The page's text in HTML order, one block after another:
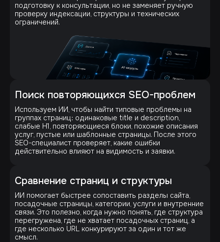
подготовку к консультации, но не заменяет ручную
проверку индексации, структуры и технических
ограничений.
Поиск повторяющихся SEO-проблем
Используем ИИ, чтобы найти типовые проблемы на
группах страниц: одинаковые title и description,
слабые H1, повторяющиеся блоки, похожие описания
услуг, пустые или шаблонные страницы. После этого
SEO-специалист проверяет, какие ошибки
действительно влияют на видимость и заявки.
Сравнение страниц и структуры
ИИ помогает быстрее сопоставить разделы сайта,
посадочные страницы, категории, услуги и внутренние
связи. Это полезно, когда нужно понять, где структура
перегружена, где не хватает посадочных страниц, а
где несколько URL конкурируют за один и тот же
смысл.